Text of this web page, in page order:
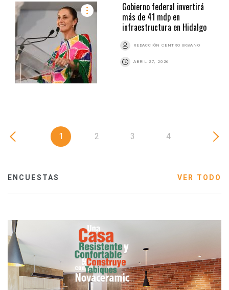
Gobierno federal invertirá
más de 41 mdp en
infraestructura en Hidalgo
REDACCIÓN CENTRO URBANO
ABRIL 27, 2026
1 2 3 4
ENCUESTAS VER TODO